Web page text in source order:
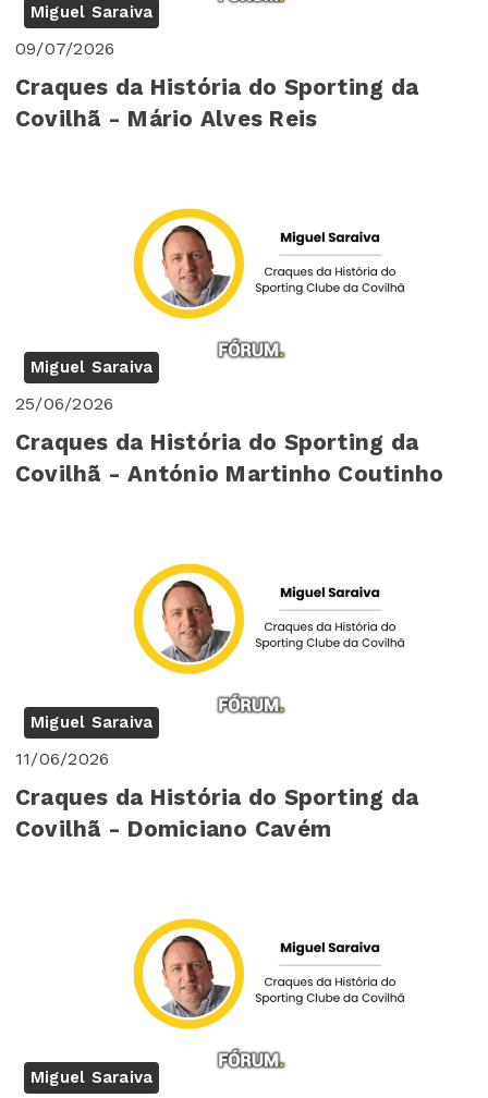
Miguel Saraiva
09/07/2026
Craques da História do Sporting da
Covilhã - Mário Alves Reis
Miguel Saraiva
25/06/2026
Craques da História do Sporting da
Covilhã - António Martinho Coutinho
Miguel Saraiva
11/06/2026
Craques da História do Sporting da
Covilhã - Domiciano Cavém
Miguel Saraiva